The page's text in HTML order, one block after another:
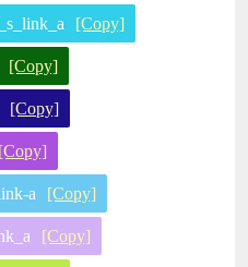
[Copy]
[Copy]
[Copy]
[Copy]
a [Copy]
[Copy]